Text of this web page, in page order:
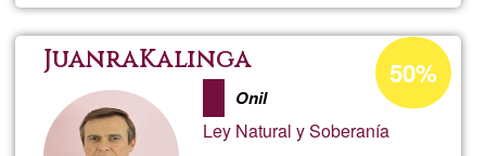
JuanraKalinga
Onil
Ley Natural y Soberanía
Percentatge
d'acceptació
de
G1
50%